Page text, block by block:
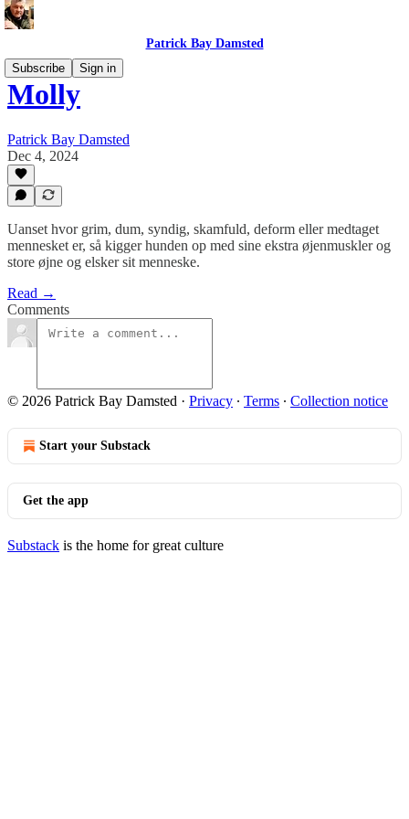
Patrick Bay Damsted
Subscribe
Sign in
Molly
Patrick Bay Damsted
Dec 4, 2024
Uanset hvor grim, dum, syndig, skamfuld, deform eller medtaget
mennesket er, så kigger hunden op med sine ekstra øjenmuskler og
store øjne og elsker sit menneske.
Read →
Comments
© 2026 Patrick Bay Damsted · Privacy ∙ Terms ∙ Collection notice
Start your Substack
Get the app
Substack is the home for great culture